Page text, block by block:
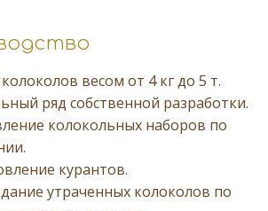
весом от 4 кг до 5 т.
ряд собственной разработки.
колокольных наборов по
курантов.
утраченных колоколов по